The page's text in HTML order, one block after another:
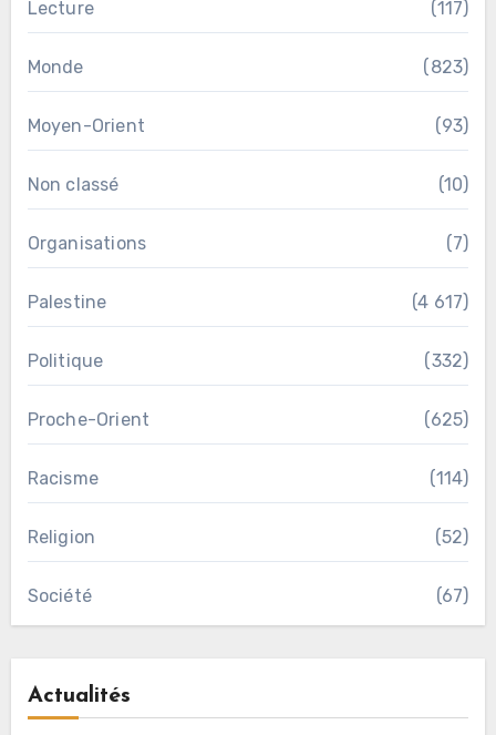
Lecture (117)
Monde (823)
Moyen-Orient (93)
Non classé (10)
Organisations (7)
Palestine (4 617)
Politique (332)
Proche-Orient (625)
Racisme (114)
Religion (52)
Société (67)
Actualités